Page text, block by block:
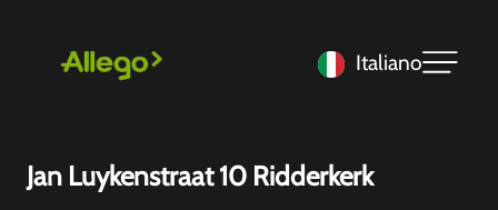
Italiano
Jan Luykenstraat 10 Ridderkerk